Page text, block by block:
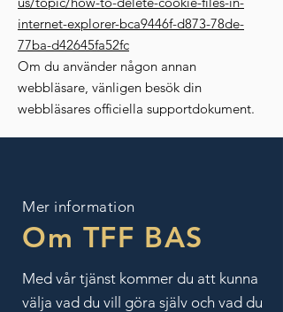
internet-explorer-bca9446f-d873-78de-
77ba-d42645fa52fc
Om du använder någon annan
webbläsare, vänligen besök din
webbläsares officiella supportdokument.
Mer information
Om TFF BAS
Med vår tjänst kommer du att kunna
välja vad du vill göra själv och vad du